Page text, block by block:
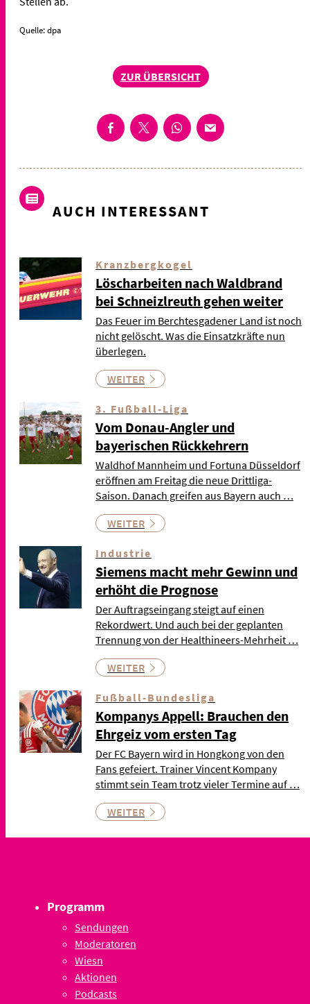
Quelle: dpa
ZUR ÜBERSICHT
AUCH INTERESSANT
Kranzbergkogel
Löscharbeiten nach Waldbrand
bei Schneizlreuth gehen weiter
Das Feuer im Berchtesgadener Land ist noch
nicht gelöscht. Was die Einsatzkräfte nun
überlegen.
WEITER
3. Fußball-Liga
Vom Donau-Angler und
bayerischen Rückkehrern
Waldhof Mannheim und Fortuna Düsseldorf
eröffnen am Freitag die neue Drittliga-
Saison. Danach greifen aus Bayern auch …
WEITER
Industrie
Siemens macht mehr Gewinn und
erhöht die Prognose
Der Auftragseingang steigt auf einen
Rekordwert. Und auch bei der geplanten
Trennung von der Healthineers-Mehrheit …
WEITER
Fußball-Bundesliga
Kompanys Appell: Brauchen den
Ehrgeiz vom ersten Tag
Der FC Bayern wird in Hongkong von den
Fans gefeiert. Trainer Vincent Kompany
stimmt sein Team trotz vieler Termine auf …
WEITER
Programm
Sendungen
Moderatoren
Wiesn
Aktionen
Podcasts